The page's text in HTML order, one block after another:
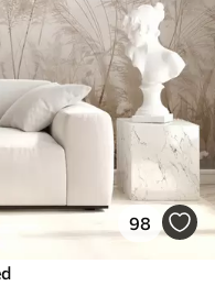
98